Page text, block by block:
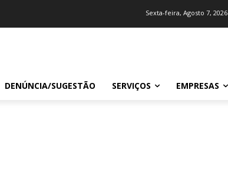
Sexta-feira, Agosto 7, 2026
DENÚNCIA/SUGESTÃO SERVIÇOS EMPRESAS